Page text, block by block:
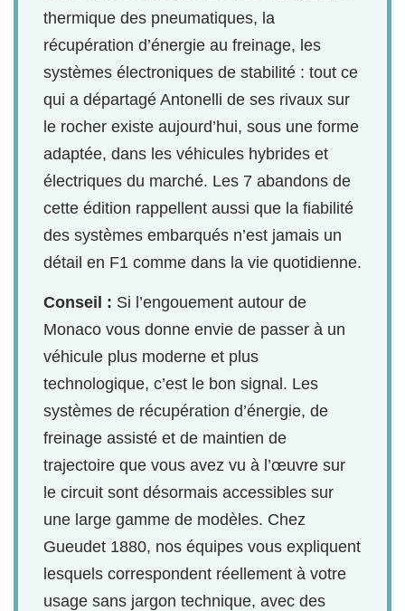
thermique des pneumatiques, la
récupération d’énergie au freinage, les
systèmes électroniques de stabilité : tout ce
qui a départagé Antonelli de ses rivaux sur
le rocher existe aujourd’hui, sous une forme
adaptée, dans les véhicules hybrides et
électriques du marché. Les 7 abandons de
cette édition rappellent aussi que la fiabilité
des systèmes embarqués n’est jamais un
détail en F1 comme dans la vie quotidienne.
Conseil : Si l’engouement autour de
Monaco vous donne envie de passer à un
véhicule plus moderne et plus
technologique, c’est le bon signal. Les
systèmes de récupération d’énergie, de
freinage assisté et de maintien de
trajectoire que vous avez vu à l’œuvre sur
le circuit sont désormais accessibles sur
une large gamme de modèles. Chez
Gueudet 1880, nos équipes vous expliquent
lesquels correspondent réellement à votre
usage sans jargon technique, avec des